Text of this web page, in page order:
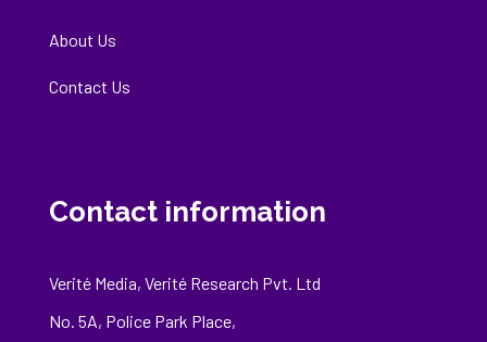
About Us
Contact Us
Contact information
Verité Media, Verité Research Pvt. Ltd
No. 5A, Police Park Place,